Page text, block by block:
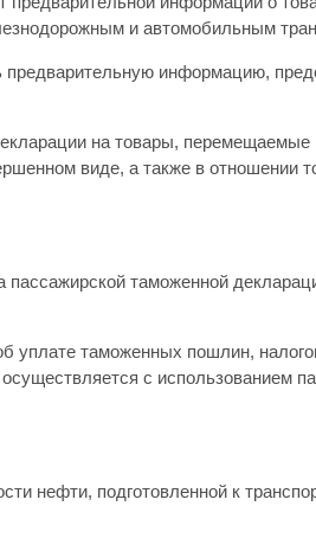
и автомобильным
информацию,
на товары, перемещаемые
виде, а также в отношении
таможенной
уплате таможенных пошлин,
с использованием
нефти, подготовленной к